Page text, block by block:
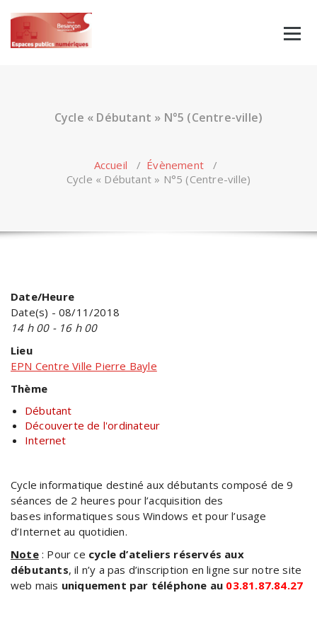
content
Cycle « Débutant » N°5 (Centre-ville)
Accueil / Évènement /
Cycle « Débutant » N°5 (Centre-ville)
Date/Heure
Date(s) - 08/11/2018
14 h 00 - 16 h 00
Lieu
EPN Centre Ville Pierre Bayle
Thème
Débutant
Découverte de l'ordinateur
Internet
Cycle informatique destiné aux débutants composé de 9
séances de 2 heures pour l’acquisition des
bases informatiques sous Windows et pour l’usage
d’Internet au quotidien.
Note: Pour ce cycle d’ateliers réservés aux
débutants, il n’y a pas d’inscription en ligne sur notre site
web mais uniquement par téléphone au 03.81.87.84.27